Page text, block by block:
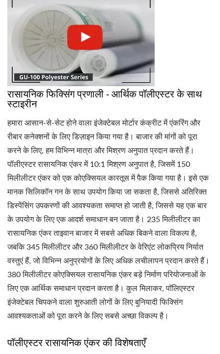
रासायनिक फिक्सिंग प्रणाली - आर्थिक पॉलीएस्टर के साथ
स्टाइरीन
हमारा आसान-से-सेट होने वाला इंजेक्टेबल मोर्टार कंक्रीट में एंकरिंग और
रीबार कनेक्शनों के लिए डिज़ाइन किया गया है। बाजार की मांगों को पूरा
करने के लिए, हम विभिन्न मात्रा और मिश्रण अनुपात प्रदान करते हैं।
पॉलीएस्टर रासायनिक एंकर में 10:1 मिश्रण अनुपात है, जिसमें 150
मिलीलीटर एंकर को एक कोएक्सियल कारतूस में पैक किया गया है। इसे एक
मानक सिलिकॉन गन के साथ उपयोग किया जा सकता है, जिससे अतिरिक्त
डिस्पेंसिंग उपकरणों की आवश्यकता समाप्त हो जाती है, जिससे यह एक बार
के उपयोग के लिए एक आदर्श समाधान बन जाता है। 235 मिलीलीटर का
रासायनिक एंकर ताइवान बाजार में सबसे अधिक बिकने वाला विकल्प है,
जबकि 345 मिलीलीटर और 360 मिलीलीटर के वेरिएंट लोकप्रिय निर्यात
वस्तुएं हैं, जो विभिन्न अनुप्रयोगों के लिए अधिक लचीलापन प्रदान करते हैं।
380 मिलीलीटर कोएक्सियल रासायनिक एंकर बड़े निर्माण परियोजनाओं के
लिए एक आर्थिक समाधान प्रदान करता है। कुल मिलाकर, पॉलिएस्टर
इंजेक्टेबल चिपकने वाला शुरुआती लोगों के लिए बुनियादी फिक्सिंग
आवश्यकताओं को पूरा करने के लिए सबसे अच्छा विकल्प है।
पॉलीएस्टर रासायनिक एंकर की विशेषताएँ